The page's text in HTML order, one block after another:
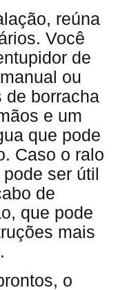
reúna
Você
de
ou
de borracha
e um
que pode
Caso o ralo
ser útil
de
que pode
mais
o